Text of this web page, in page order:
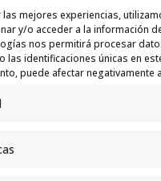
las mejores experiencias,
y/o acceder a la información
nos permitirá procesar
las identificaciones únicas en
puede afectar negativamente
Inspectoría
Boscosen el País
Asturias y Castilla y